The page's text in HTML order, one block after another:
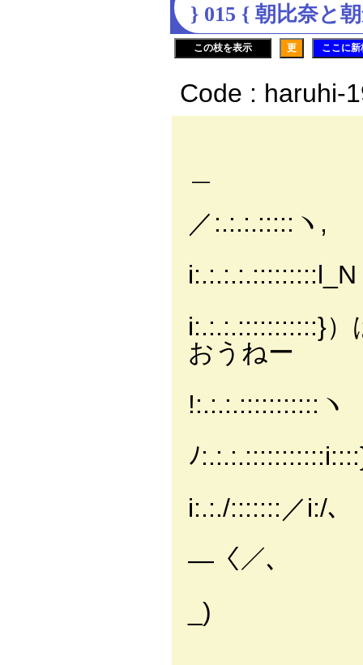
} 015 { 朝比奈と
この枝を表示 更 ここに
Code : haruhi-
／:.:.:.:::::ヽ,
i:.:.:.:.:::::::::l_N
i:.:.:.:::::::::::}
おうねー
!:.:.:.:::::::::::ヽ
ﾉ
i:.:./:::::::／i:/､
―〈／､
_)